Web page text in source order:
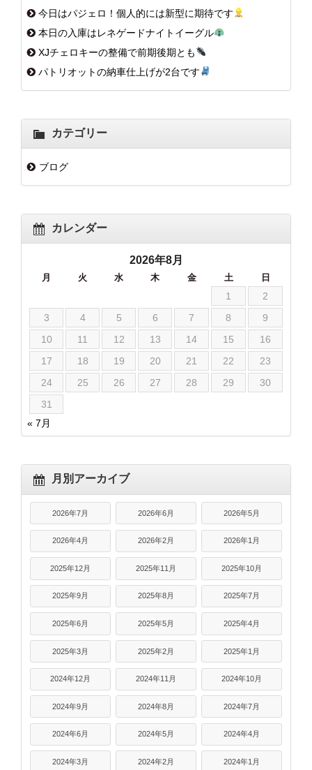
今日はパジェロ！個人的には新型に期待です
本日の入庫はレネゲードナイトイーグル
XJチェロキーの整備で前期後期とも
パトリオットの納車仕上げが2台です
カテゴリー
ブログ
カレンダー
2026年8月
月 火 水 木 金 土 日
1
2
3
4 5 6 7 8
9
10
11 12 13 14 15
16
17
18 19 20 21 22
23
24
25 26 27 28 29
30
31
« 7月
月別アーカイブ
2026年7月 2026年6月 2026年5月
2026年4月 2026年2月 2026年1月
2025年12月 2025年11月 2025年10月
2025年9月 2025年8月 2025年7月
2025年6月 2025年5月 2025年4月
2025年3月 2025年2月 2025年1月
2024年12月 2024年11月 2024年10月
2024年9月 2024年8月 2024年7月
2024年6月 2024年5月 2024年4月
2024年3月 2024年2月 2024年1月